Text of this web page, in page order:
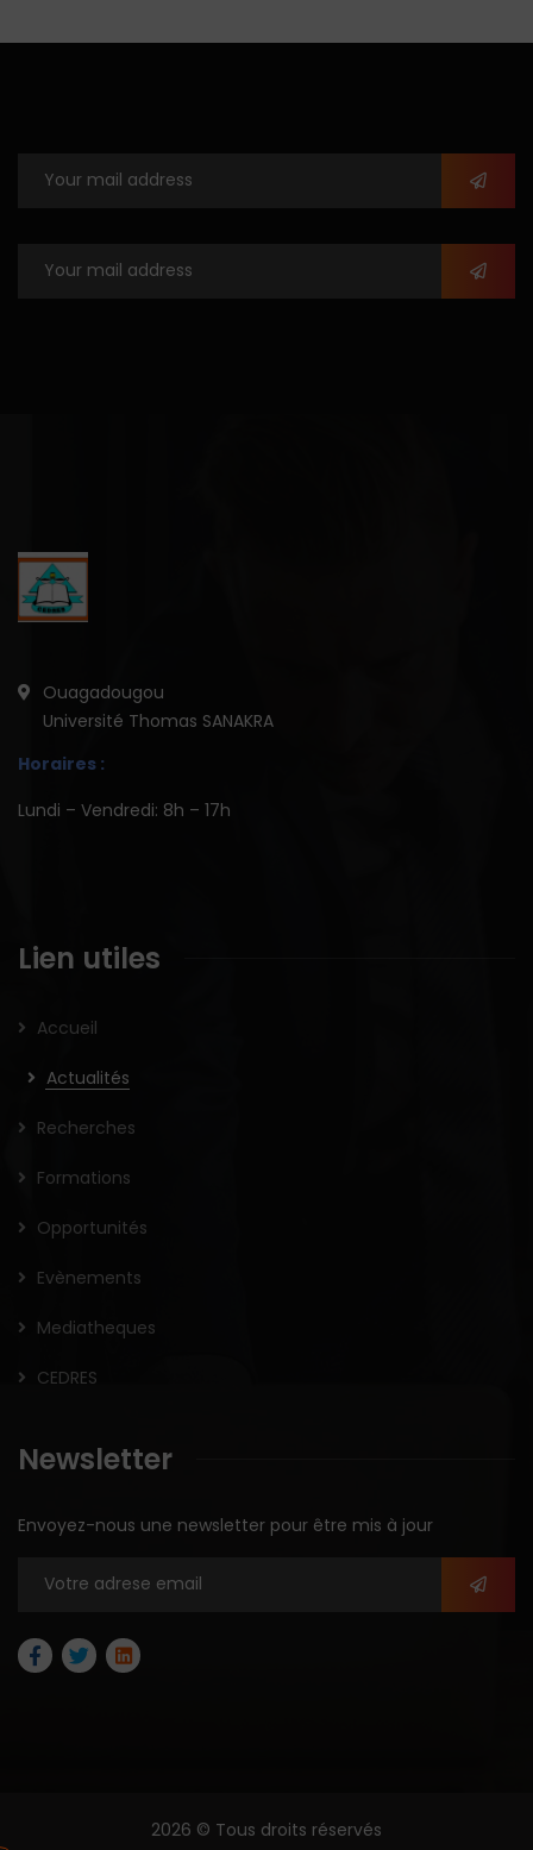
Ouagadougou
Université Thomas SANAKRA
Horaires :
Lundi – Vendredi: 8h – 17h
Lien utiles
Accueil
Actualités
Recherches
Formations
Opportunités
Evènements
Mediatheques
CEDRES
Newsletter
Envoyez-nous une newsletter pour être mis à jour
2026 © Tous droits réservés